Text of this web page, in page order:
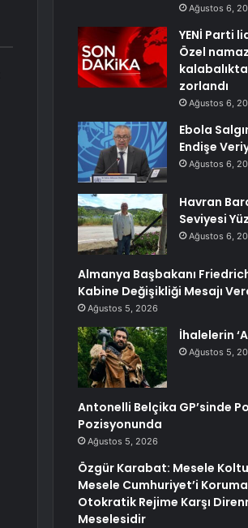
Ağustos 6,
YENİ Parti
Özel namaz
zorlandı
Ağustos 6,
Ebola
Endişe
Ağustos 6,
Havran
Seviyesi
Ağustos 6,
Almanya Başbakanı
Kabine Değişikliği Mesajı
Ağustos 5, 2026
İhalelerin
Ağustos 5,
Antonelli Belçika GP’sinde
Pozisyonunda
Ağustos 5, 2026
Özgür Karabat: Mesele
Mesele Cumhuriyet’i
Otokratik Rejime Karşı
Meselesidir